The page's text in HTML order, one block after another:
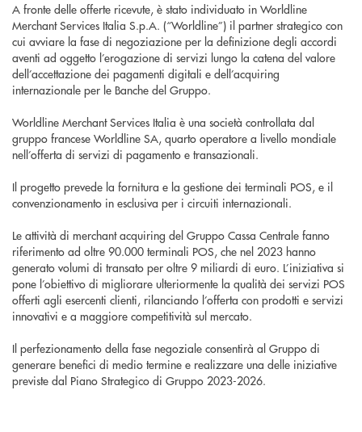
A fronte delle offerte ricevute, è stato individuato in Worldline
Merchant Services Italia S.p.A. (“Worldline”) il partner strategico con
cui avviare la fase di negoziazione per la definizione degli accordi
aventi ad oggetto l’erogazione di servizi lungo la catena del valore
dell’accettazione dei pagamenti digitali e dell’acquiring
internazionale per le Banche del Gruppo.
Worldline Merchant Services Italia è una società controllata dal
gruppo francese Worldline SA, quarto operatore a livello mondiale
nell’offerta di servizi di pagamento e transazionali.
Il progetto prevede la fornitura e la gestione dei terminali POS, e il
convenzionamento in esclusiva per i circuiti internazionali.
Le attività di merchant acquiring del Gruppo Cassa Centrale fanno
riferimento ad oltre 90.000 terminali POS, che nel 2023 hanno
generato volumi di transato per oltre 9 miliardi di euro. L’iniziativa si
pone l’obiettivo di migliorare ulteriormente la qualità dei servizi POS
offerti agli esercenti clienti, rilanciando l’offerta con prodotti e servizi
innovativi e a maggiore competitività sul mercato.
Il perfezionamento della fase negoziale consentirà al Gruppo di
generare benefici di medio termine e realizzare una delle iniziative
previste dal Piano Strategico di Gruppo 2023-2026.